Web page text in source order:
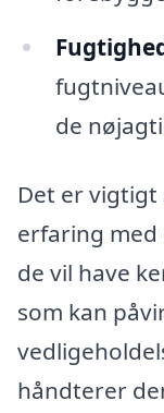
de
Det er
erfaring
de vil have
som kan
håndterer